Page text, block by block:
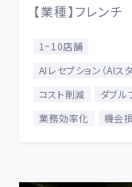
【業種】フレンチ
1~10店舗
AIレセプション（AIス
コスト削減
ダブル
業務効率化
機会